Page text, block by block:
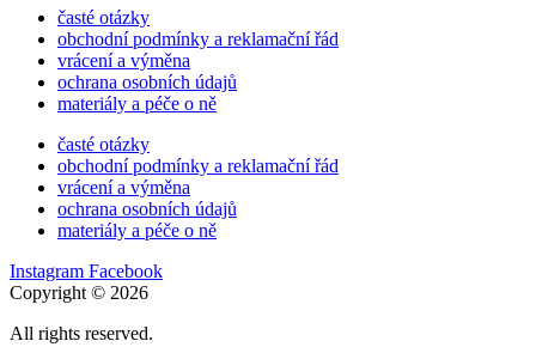
časté otázky
obchodní podmínky a reklamační řád
vrácení a výměna
ochrana osobních údajů
materiály a péče o ně
časté otázky
obchodní podmínky a reklamační řád
vrácení a výměna
ochrana osobních údajů
materiály a péče o ně
Instagram Facebook
Copyright © 2026
All rights reserved.